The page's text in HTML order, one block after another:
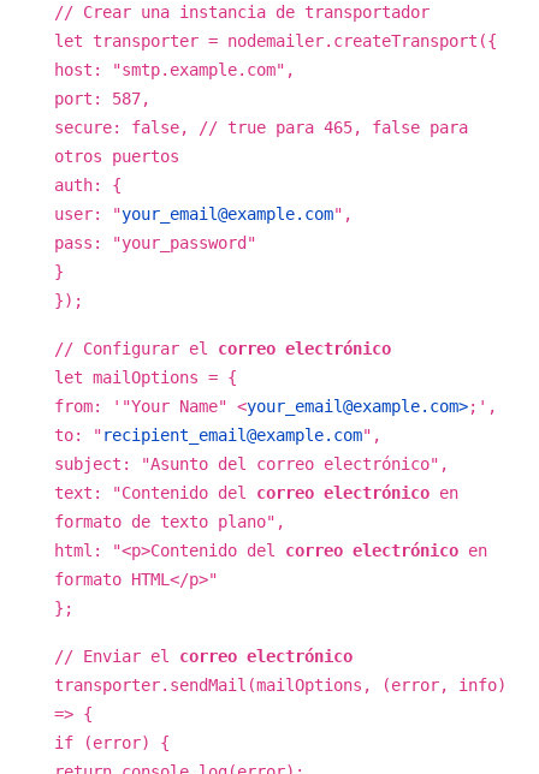
// Crear una instancia de transportador
let transporter = nodemailer.createTransport({
host: "smtp.example.com",
port: 587,
secure: false, // true para 465, false para
otros puertos
auth: {
user: "your_email@example.com",
pass: "your_password"
}
});
// Configurar el correo electrónico
let mailOptions = {
from: '"Your Name" <your_email@example.com>;',
to: "recipient_email@example.com",
subject: "Asunto del correo electrónico",
text: "Contenido del correo electrónico en
formato de texto plano",
html: "<p>Contenido del correo electrónico en
formato HTML</p>"
};
// Enviar el correo electrónico
transporter.sendMail(mailOptions, (error, info)
=> {
if (error) {